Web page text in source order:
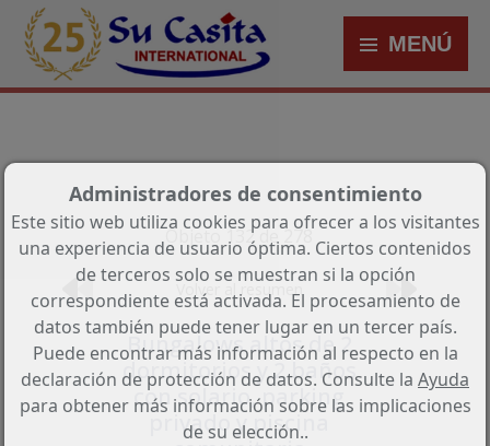
MENÚ
Objeto 132 de 278
Volver al resumen
Bungalows altos de 2
dormitorios y 2 baños
con solario, parking
privado y piscina
Administradores de consentimiento
Este sitio web utiliza cookies para ofrecer a los visitantes
una experiencia de usuario óptima. Ciertos contenidos
de terceros solo se muestran si la opción
correspondiente está activada. El procesamiento de
datos también puede tener lugar en un tercer país.
Puede encontrar más información al respecto en la
declaración de protección de datos. Consulte la Ayuda
para obtener más información sobre las implicaciones
de su elección..